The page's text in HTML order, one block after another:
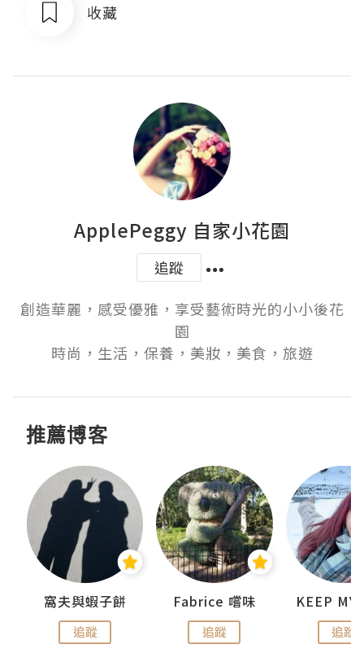
收藏
ApplePeggy 自家小花園
追蹤
創造華麗，感受優雅，享受藝術時光的小小後花
園
時尚，生活，保養，美妝，美食，旅遊
推薦博客
窩夫與蝦子餅
追蹤
Fabrice 嚐味
追蹤 追蹤